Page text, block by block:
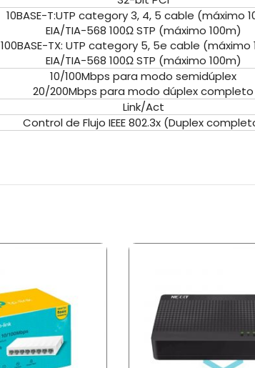
10BASE-T:UTP category 3, 4, 5 cable (máximo
EIA/TIA-568 100Ω STP (máximo 100m)
100BASE-TX: UTP category 5, 5e cable (máximo
EIA/TIA-568 100Ω STP (máximo 100m)
10/100Mbps para modo semidúplex
20/200Mbps para modo dúplex completo
Link/Act
Control de Flujo IEEE 802.3x (Duplex